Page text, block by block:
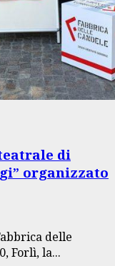
di
organizzato
delle
Forlì, la...